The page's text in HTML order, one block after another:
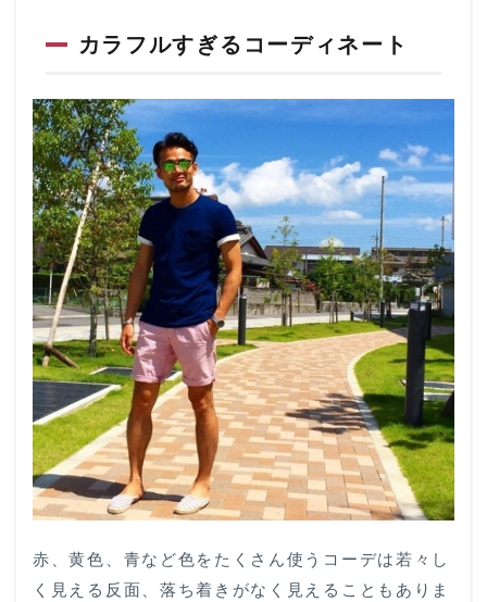
ズ感
2.2
上質
な素
材を
選ぶ
2.3
アー
スカ
ラー
を取
り入
れる
3
ま
と
め
｜
何
着
れ
ば
カラフルすぎるコーディネート
赤、黄色、青など色をたくさん使うコーデは若々し
く見える反面、落ち着きがなく見えることもありま